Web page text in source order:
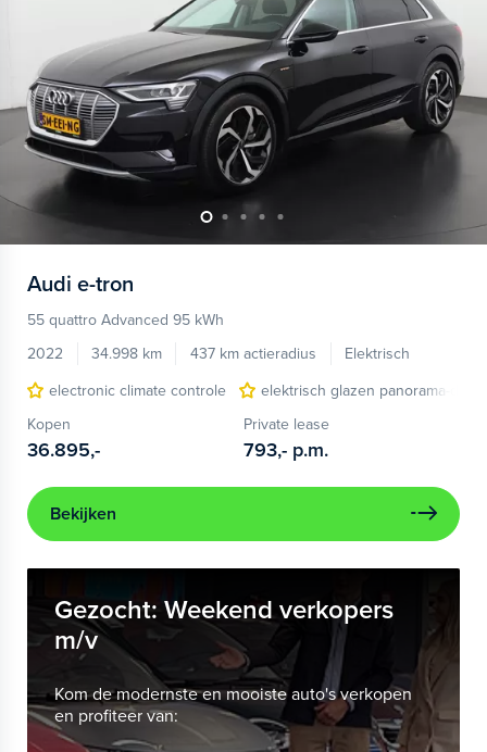
Audi e-tron
55 quattro Advanced 95 kWh
2022
34.998 km 437 km actieradius
Elektrisch
electronic climate controle
elektrisch glazen panorama-dak
Kopen
36.895,-
Private lease
793,- p.m.
Bekijken
Gezocht: Weekend verkopers
m/v
Kom de modernste en mooiste auto's verkopen
en profiteer van: